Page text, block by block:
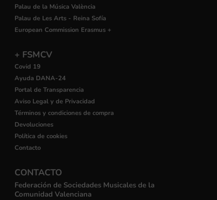
Palau de la Música València
Palau de Les Arts - Reina Sofía
European Commission Erasmus +
+ FSMCV
Covid 19
Ayuda DANA-24
Portal de Transparencia
Aviso Legal y de Privacidad
Términos y condiciones de compra
Devoluciones
Política de cookies
Contacto
CONTACTO
Federación de Sociedades Musicales de la
Comunidad Valenciana